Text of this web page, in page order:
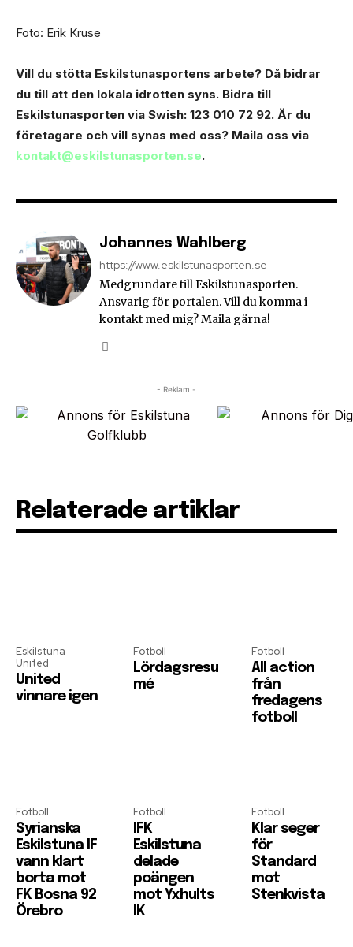
Foto: Erik Kruse
Vill du stötta Eskilstunasportens arbete? Då bidrar
du till att den lokala idrotten syns. Bidra till
Eskilstunasporten via Swish: 123 010 72 92. Är du
företagare och vill synas med oss? Maila oss via
kontakt@eskilstunasporten.se.
Johannes Wahlberg
https://www.eskilstunasporten.se
Medgrundare till Eskilstunasporten.
Ansvarig för portalen. Vill du komma i
kontakt med mig? Maila gärna!
- Reklam -
Relaterade artiklar
Eskilstuna
United
United
vinnare igen
Fotboll
Lördagsresu
mé
Fotboll
All action
från
fredagens
fotboll
Fotboll
Syrianska
Eskilstuna IF
vann klart
borta mot
FK Bosna 92
Örebro
Fotboll
IFK
Eskilstuna
delade
poängen
mot Yxhults
IK
Fotboll
Klar seger
för
Standard
mot
Stenkvista